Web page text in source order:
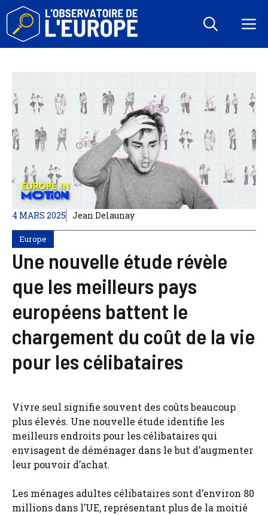
Aller
contenu
4 MARS 2025 Jean Delaunay
Europe
Une nouvelle étude révèle
que les meilleurs pays
européens battent le
chargement du coût de la vie
pour les célibataires
Vivre seul signifie souvent des coûts beaucoup
plus élevés. Une nouvelle étude identifie les
meilleurs endroits pour les célibataires qui
envisagent de déménager dans le but d’augmenter
leur pouvoir d’achat.
Les ménages adultes célibataires sont d’environ 80
millions dans l’UE, représentant plus de la moitié